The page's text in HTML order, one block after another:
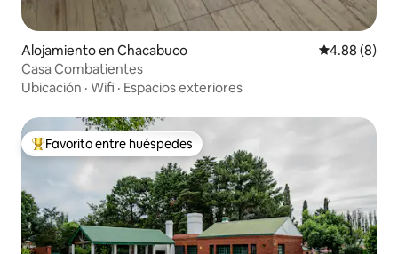
Alojamiento en Chacabuco Calificación
4.88 (8)
Casa Combatientes
Ubicación · Wifi · Espacios exteriores
Favorito entre huéspedes preferido
Favorito entre huéspedes